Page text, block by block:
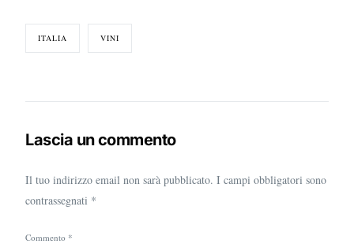
ITALIA VINI
Lascia un commento
Il tuo indirizzo email non sarà pubblicato. I campi obbligatori sono
contrassegnati *
Commento *